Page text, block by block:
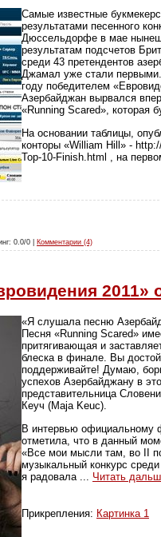
Самые известные
результатами песенного
Дюссельдорфе в мае
результатам подсчетов
среди 43 претендентов
Джамал уже стали
году победителем
Азербайджан вырвался
«Running Scared», которая
На основании таблицы,
конторы «William Hill» -
Top-10-Finish.html , на
0.0/0 | Комментарии (4)
2011»
«Я слушала песню
Песня «Running Scared»
притягивающая и
блеска в финале. Вы
поддерживайте! Думаю,
успехов Азербайджану в
представительница
Кеуч (Maja Keuc).
В интервью официальному
отметила, что в данный
«Все мои мысли там, во II
музыкальный конкурс
я радовала
Читать
Прикрепления: Картинка 1